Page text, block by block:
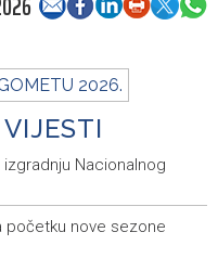
2026.
Nacionalnog
početku nove sezone